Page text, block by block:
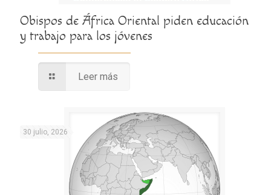
Obispos de África Oriental piden educación
y trabajo para los jóvenes
Leer más
30 julio, 2026